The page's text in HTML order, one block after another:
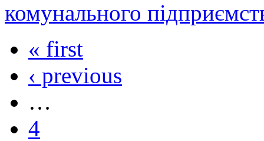
комунального
« first
‹ previous
…
4